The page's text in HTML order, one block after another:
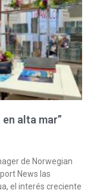
alta mar”
de Norwegian
News las
el interés creciente